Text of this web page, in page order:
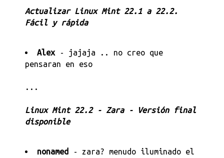
Actualizar Linux Mint 22.1 a 22.2.
Fácil y rápida
Alex
- jajaja .. no creo que
pensaran en eso
...
Linux Mint 22.2 - Zara - Versión final
disponible
nonamed
- zara? menudo iluminado el